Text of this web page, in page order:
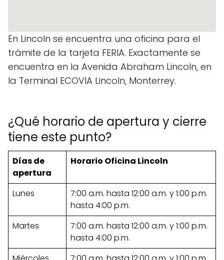
En Lincoln se encuentra una oficina para el
trámite de la tarjeta FERIA. Exactamente se
encuentra en la Avenida Abraham Lincoln, en
la Terminal ECOVIA Lincoln, Monterrey.
¿Qué horario de apertura y cierre
tiene este punto?
Días de
apertura
Horario Oficina Lincoln
Lunes
7:00 a.m. hasta 12:00 a.m. y 1:00 p.m.
hasta 4:00 p.m.
Martes
7:00 a.m. hasta 12:00 a.m. y 1:00 p.m.
hasta 4:00 p.m.